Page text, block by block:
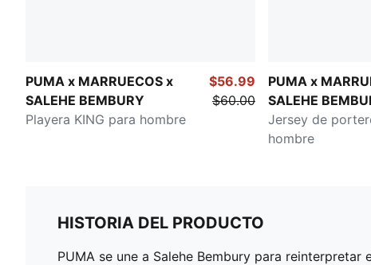
PUMA x MARRUECOS x
SALEHE BEMBURY
Playera KING para hombre
$56.99
$60.00
PUMA x
SALEHE
Jersey de
hombre
HISTORIA DEL PRODUCTO
PUMA se une a Salehe Bembury para